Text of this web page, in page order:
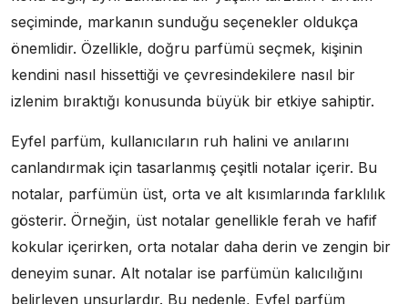
seçiminde, markanın sunduğu seçenekler oldukça
önemlidir. Özellikle, doğru parfümü seçmek, kişinin
kendini nasıl hissettiği ve çevresindekilere nasıl bir
izlenim bıraktığı konusunda büyük bir etkiye sahiptir.
Eyfel parfüm, kullanıcıların ruh halini ve anılarını
canlandırmak için tasarlanmış çeşitli notalar içerir. Bu
notalar, parfümün üst, orta ve alt kısımlarında farklılık
gösterir. Örneğin, üst notalar genellikle ferah ve hafif
kokular içerirken, orta notalar daha derin ve zengin bir
deneyim sunar. Alt notalar ise parfümün kalıcılığını
belirleyen unsurlardır. Bu nedenle, Eyfel parfüm